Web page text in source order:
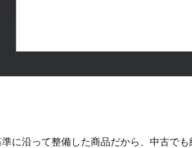
に沿って整備した商品だから、中古で